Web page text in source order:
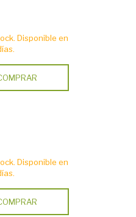
Disponible en
Disponible en